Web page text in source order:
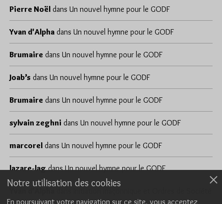
Pierre Noël dans Un nouvel hymne pour le GODF
Yvan d'Alpha dans Un nouvel hymne pour le GODF
Brumaire dans Un nouvel hymne pour le GODF
Joab’s dans Un nouvel hymne pour le GODF
Brumaire dans Un nouvel hymne pour le GODF
sylvain zeghni dans Un nouvel hymne pour le GODF
marcorel dans Un nouvel hymne pour le GODF
lazare-lagdansUn nouvel hymne pour le GODF
Notre utilisation des cookies
En poursuivant votre navigation sur ce site, vous acceptez